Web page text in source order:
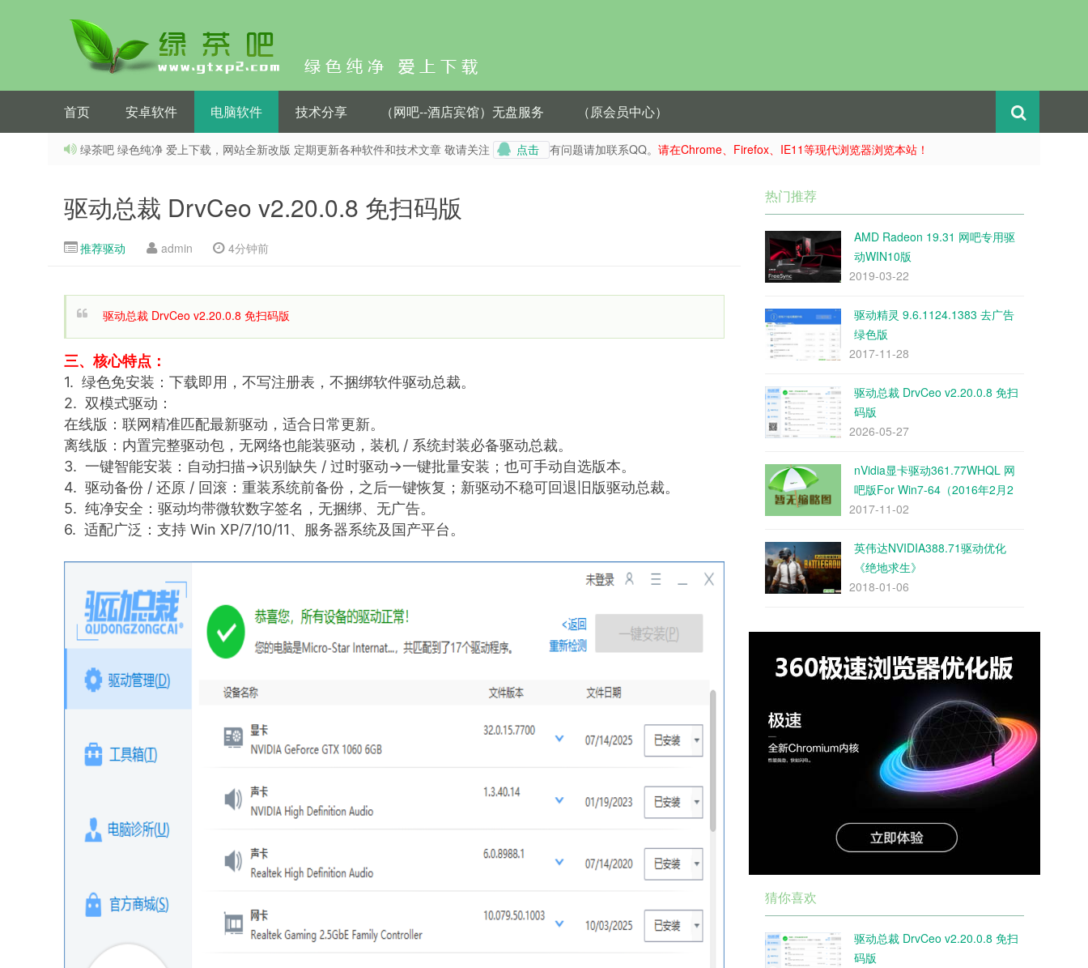
首页 安卓软件 电脑软件 技术分享 （网吧--酒店宾馆）无盘服务 （原会员中心）
绿茶吧 绿色纯净 爱上下载，网站全新改版 定期更新各种软件和技术文章 敬请关注 点击 有问题请加联系QQ。 请在Chrome、Firefox、IE11等现代浏览器浏览本站！
驱动总裁 DrvCeo v2.20.0.8 免扫码版
推荐驱动 admin 4分钟前
驱动总裁 DrvCeo v2.20.0.8 免扫码版
三、核心特点：
1. 绿色免安装：下载即用，不写注册表，不捆绑软件驱动总裁。
2. 双模式驱动：
在线版：联网精准匹配最新驱动，适合日常更新。
离线版：内置完整驱动包，无网络也能装驱动，装机 / 系统封装必备驱动总裁。
3. 一键智能安装：自动扫描→识别缺失 / 过时驱动→一键批量安装；也可手动自选版本。
4. 驱动备份 / 还原 / 回滚：重装系统前备份，之后一键恢复；新驱动不稳可回退旧版驱动总裁。
5. 纯净安全：驱动均带微软数字签名，无捆绑、无广告。
6. 适配广泛：支持 Win XP/7/10/11、服务器系统及国产平台。
热门推荐
AMD Radeon 19.31 网吧专用驱
动WIN10版
2019-03-22
驱动精灵 9.6.1124.1383 去广告
绿色版
2017-11-28
驱动总裁 DrvCeo v2.20.0.8 免扫
码版
2026-05-27
nVidia显卡驱动361.77WHQL 网
吧版For Win7-64（2016年2月2
日发布）
2017-11-02
英伟达NVIDIA388.71驱动优化
《绝地求生》
2018-01-06
猜你喜欢
驱动总裁 DrvCeo v2.20.0.8 免扫
码版